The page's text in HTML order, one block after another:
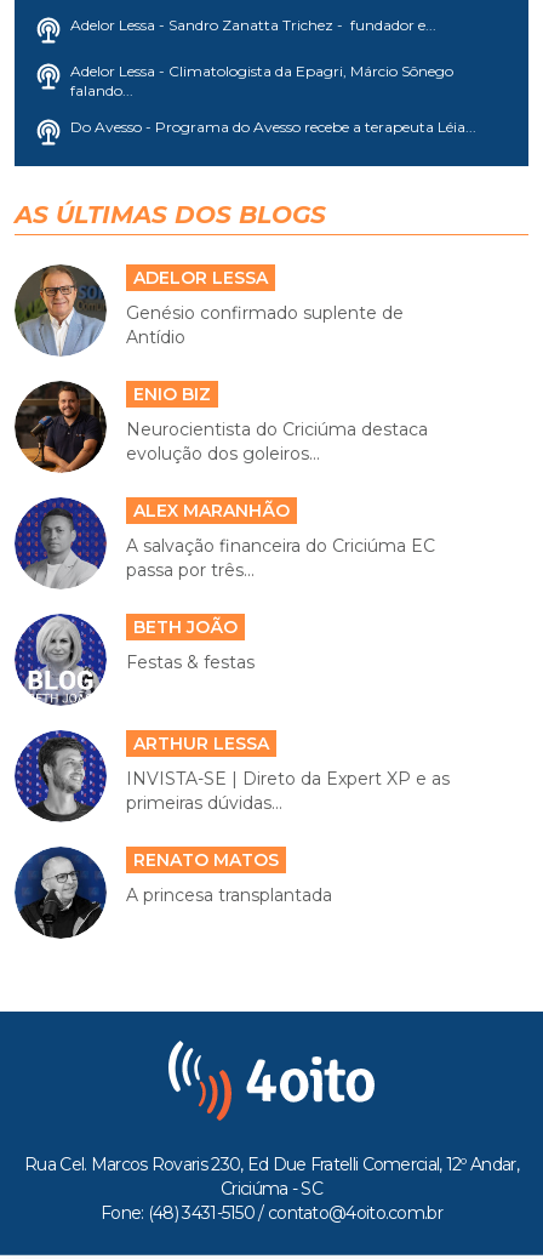
Adelor Lessa - Sandro Zanatta Trichez - fundador e...
Adelor Lessa - Climatologista da Epagri, Márcio Sônego
falando...
Do Avesso - Programa do Avesso recebe a terapeuta Léia...
AS ÚLTIMAS DOS BLOGS
ADELOR LESSA
Genésio confirmado suplente de
Antídio
ENIO BIZ
Neurocientista do Criciúma destaca
evolução dos goleiros...
ALEX MARANHÃO
A salvação financeira do Criciúma EC
passa por três...
BETH JOÃO
Festas & festas
ARTHUR LESSA
INVISTA-SE | Direto da Expert XP e as
primeiras dúvidas...
RENATO MATOS
A princesa transplantada
Rua Cel. Marcos Rovaris 230, Ed Due Fratelli Comercial, 12º Andar,
Criciúma - SC
Fone: (48) 3431-5150 / contato@4oito.com.br